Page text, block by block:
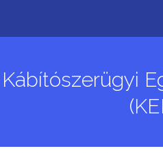
tartalomhoz
Kábítószerügyi